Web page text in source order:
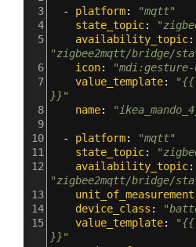
3
  -
platform:
"mqtt"
4
state_topic:
5
availability_topic
"zigbee2mqtt/bridge/
6
icon:
7
value_template:
"{{
}}"
8
name:
9
10
  -
platform:
"mqtt"
11
state_topic:
12
availability_topic
"zigbee2mqtt/bridge/
13
unit_of_measurement
14
device_class :
15
value_template:
"{{
}}"